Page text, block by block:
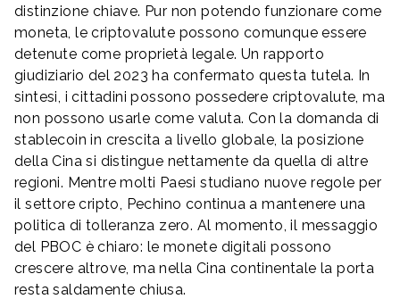
distinzione chiave. Pur non potendo funzionare come
moneta, le criptovalute possono comunque essere
detenute come proprietà legale. Un rapporto
giudiziario del 2023 ha confermato questa tutela. In
sintesi, i cittadini possono possedere criptovalute, ma
non possono usarle come valuta. Con la domanda di
stablecoin in crescita a livello globale, la posizione
della Cina si distingue nettamente da quella di altre
regioni. Mentre molti Paesi studiano nuove regole per
il settore cripto, Pechino continua a mantenere una
politica di tolleranza zero. Al momento, il messaggio
del PBOC è chiaro: le monete digitali possono
crescere altrove, ma nella Cina continentale la porta
resta saldamente chiusa.